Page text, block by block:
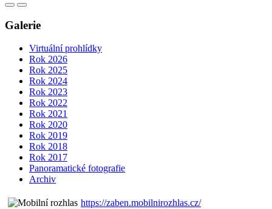
Galerie
Virtuální prohlídky
Rok 2026
Rok 2025
Rok 2024
Rok 2023
Rok 2022
Rok 2021
Rok 2020
Rok 2019
Rok 2018
Rok 2017
Panoramatické fotografie
Archiv
https://zaben.mobilnirozhlas.cz/